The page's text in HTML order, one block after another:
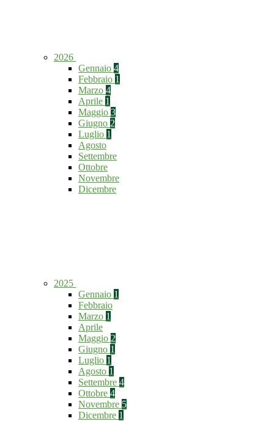
2026
Gennaio 4
Febbraio 1
Marzo 4
Aprile 1
Maggio 3
Giugno 2
Luglio 1
Agosto
Settembre
Ottobre
Novembre
Dicembre
2025
Gennaio 1
Febbraio
Marzo 1
Aprile
Maggio 2
Giugno 1
Luglio 1
Agosto 1
Settembre 4
Ottobre 4
Novembre 5
Dicembre 1